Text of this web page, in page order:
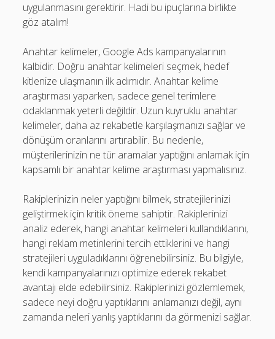
uygulanmasını gerektirir. Hadi bu ipuçlarına birlikte
göz atalım!
Anahtar kelimeler, Google Ads kampanyalarının
kalbidir. Doğru anahtar kelimeleri seçmek, hedef
kitlenize ulaşmanın ilk adımıdır. Anahtar kelime
araştırması yaparken, sadece genel terimlere
odaklanmak yeterli değildir. Uzun kuyruklu anahtar
kelimeler, daha az rekabetle karşılaşmanızı sağlar ve
dönüşüm oranlarını artırabilir. Bu nedenle,
müşterilerinizin ne tür aramalar yaptığını anlamak için
kapsamlı bir anahtar kelime araştırması yapmalısınız.
Rakiplerinizin neler yaptığını bilmek, stratejilerinizi
geliştirmek için kritik öneme sahiptir. Rakiplerinizi
analiz ederek, hangi anahtar kelimeleri kullandıklarını,
hangi reklam metinlerini tercih ettiklerini ve hangi
stratejileri uyguladıklarını öğrenebilirsiniz. Bu bilgiyle,
kendi kampanyalarınızı optimize ederek rekabet
avantajı elde edebilirsiniz. Rakiplerinizi gözlemlemek,
sadece neyi doğru yaptıklarını anlamanızı değil, aynı
zamanda neleri yanlış yaptıklarını da görmenizi sağlar.